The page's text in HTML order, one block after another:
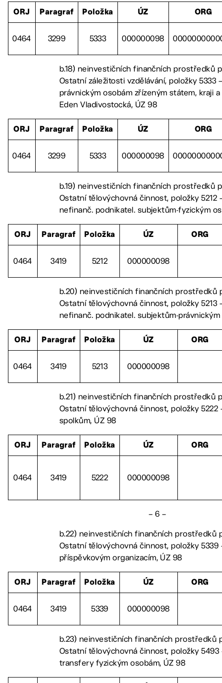
ORJ Paragraf Položka ÚZ ORG
0464 3299 5333 000000098
b.18) neinvestičních finančních prostředků
Ostatní záležitosti vzdělávání, položky 5333
právnickým osobám zřízeným státem, kraji a
Eden Vladivostocká, ÚZ 98
ORJ Paragraf Položka ÚZ ORG
0464 3299 5333 000000098
b.19) neinvestičních finančních prostředků
Ostatní tělovýchovná činnost, položky 5212
nefinanč. podnikatel. subjektům-fyzickým
ORJ Paragraf Položka ÚZ ORG
0464 3419 5212 000000098
b.20) neinvestičních finančních prostředků
Ostatní tělovýchovná činnost, položky 5213
nefinanč. podnikatel. subjektům-právnickým
ORJ Paragraf Položka ÚZ ORG
0464 3419 5213 000000098
b.21) neinvestičních finančních prostředků
Ostatní tělovýchovná činnost, položky 5222
spolkům, ÚZ 98
ORJ Paragraf Položka ÚZ ORG
0464 3419 5222 000000098
– 6 –
b.22) neinvestičních finančních prostředků
Ostatní tělovýchovná činnost, položky 5339
příspěvkovým organizacím, ÚZ 98
ORJ Paragraf Položka ÚZ ORG
0464 3419 5339 000000098
b.23) neinvestičních finančních prostředků
Ostatní tělovýchovná činnost, položky
transfery fyzickým osobám, ÚZ 98